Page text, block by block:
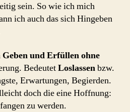
sein. So wie ich mich
ich auch das sich Hingeben
Geben und Erfüllen ohne
BedeutetLoslassenbzw.
Erwartungen, Begierden.
doch die eine Hoffnung:
zu werden.